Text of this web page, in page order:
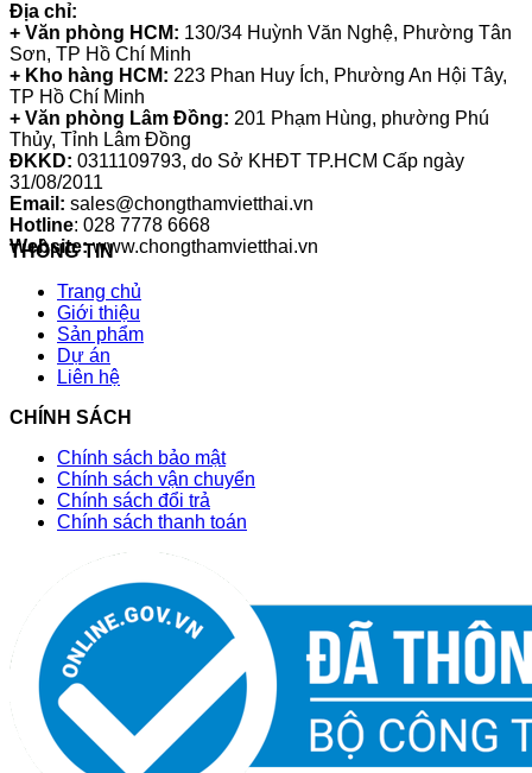
Địa chỉ:
+ Văn phòng HCM: 130/34 Huỳnh Văn Nghệ, Phường Tân
Sơn, TP Hồ Chí Minh
+ Kho hàng HCM: 223 Phan Huy Ích, Phường An Hội Tây,
TP Hồ Chí Minh
+ Văn phòng Lâm Đồng: 201 Phạm Hùng, phường Phú
Thủy, Tỉnh Lâm Đồng
ĐKKD: 0311109793, do Sở KHĐT TP.HCM Cấp ngày
31/08/2011
Email: sales@chongthamvietthai.vn
Hotline: 028 7778 6668
Website:www.chongthamvietthai.vn
THÔNG TIN
Trang chủ
Giới thiệu
Sản phẩm
Dự án
Liên hệ
CHÍNH SÁCH
Chính sách bảo mật
Chính sách vận chuyển
Chính sách đổi trả
Chính sách thanh toán